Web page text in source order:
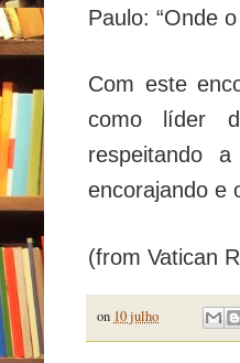
Paulo: “Onde
Com este
como líder
respeitando
encorajando e
(from Vatican
on 10 julho